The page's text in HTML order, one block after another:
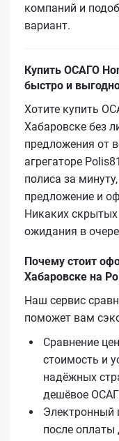
компаний и
вариант.
Купить ОСАГО
быстро и
Хотите купить
Хабаровске без
предложения от
агрегаторе
полиса за
предложение и
Никаких
ожидания в
Почему стоит
Хабаровске на
Наш сервис
поможет вам
Сравнение
стоимость и
надёжных
дешёвое
Электронный
после оплаты